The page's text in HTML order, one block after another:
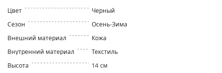
Цвет
Черный
Сезон
Осень-Зима
Внешний материал
Кожа
Внутренний материал
Текстиль
Высота
14 см